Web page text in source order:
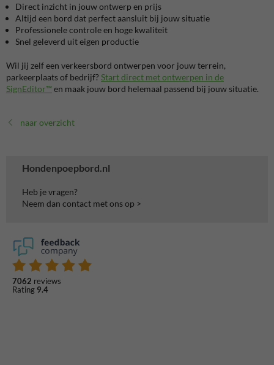
Hondenpoepbord.nl
Heb je vragen?
Neem dan contact met ons op >
7062 reviews
Rating 9.4
Direct inzicht in jouw ontwerp en prijs
Altijd een bord dat perfect aansluit bij jouw situatie
Professionele controle en hoge kwaliteit
Snel geleverd uit eigen productie
Wil jij zelf een verkeersbord ontwerpen voor jouw terrein,
parkeerplaats of bedrijf? Start direct met ontwerpen in de
SignEditor™ en maak jouw bord helemaal passend bij jouw situatie.
naar overzicht